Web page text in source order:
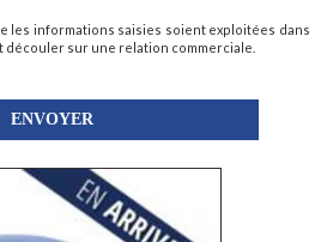
les informations saisies soient exploitées dans
découler sur une relation commerciale.